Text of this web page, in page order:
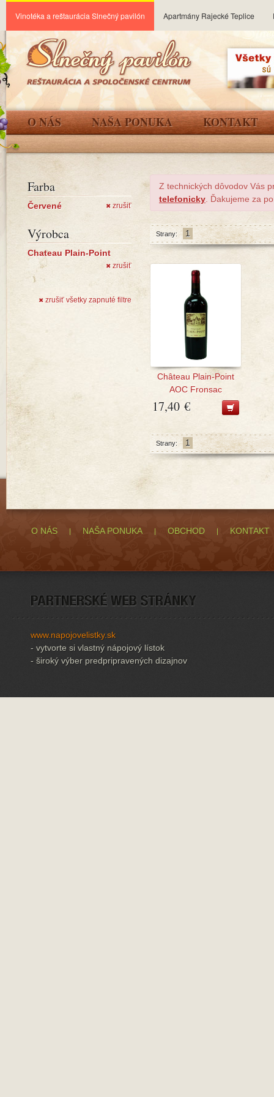
Vinotéka a reštaurácia Slnečný pavilón Apartmány Rajecké Teplice
O NÁS NAŠA PONUKA KONTAKT
Farba
Červené ✖ zrušiť
Výrobca
Chateau Plain-Point
✖ zrušiť
✖ zrušiť všetky zapnuté filtre
Z technických dôvodov Vás
telefonicky . Ďakujeme za
Strany: 1
Château Plain-Point
AOC Fronsac
17,40 €
Strany: 1
O NÁS NAŠA PONUKA OBCHOD KONTAKT
www.napojovelistky.sk
- vytvorte si vlastný nápojový lístok
- široký výber predpripravených dizajnov